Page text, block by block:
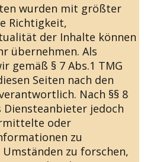
wurden mit größter
Richtigkeit,
der Inhalte können
übernehmen. Als
gemäß § 7 Abs.1 TMG
Seiten nach den
Nach §§ 8
Diensteanbieter jedoch
oder
zu
zu forschen,